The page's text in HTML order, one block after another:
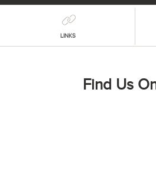
LINKS
Find Us